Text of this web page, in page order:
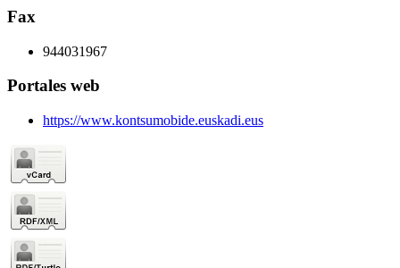
Fax
944031967
Portales web
https://www.kontsumobide.euskadi.eus